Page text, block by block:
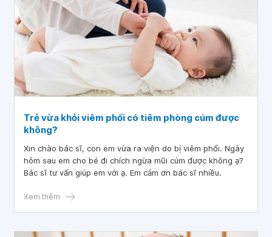
Trẻ vừa khỏi viêm phổi có tiêm phòng cúm được
không?
Xin chào bác sĩ, con em vừa ra viện do bị viêm phổi. Ngày
hôm sau em cho bé đi chích ngừa mũi cúm được không ạ?
Bác sĩ tư vấn giúp em với ạ. Em cảm ơn bác sĩ nhiều.
Xem thêm